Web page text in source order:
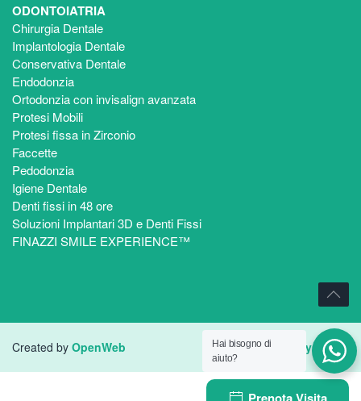
ODONTOIATRIA
Chirurgia Dentale
Implantologia Dentale
Conservativa Dentale
Endodonzia
Ortodonzia con invisalign avanzata
Protesi Mobili
Protesi fissa in Zirconio
Faccette
Pedodonzia
Igiene Dentale
Denti fissi in 48 ore
Soluzioni Implantari 3D e Denti Fissi
FINAZZI SMILE EXPERIENCE™
Created by OpenWeb Privacy Policy
Hai bisogno di
aiuto?